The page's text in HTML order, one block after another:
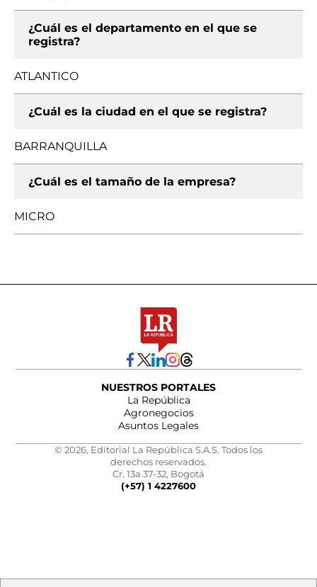
¿Cuál es el departamento en el que se
registra?
ATLANTICO
¿Cuál es la ciudad en el que se registra?
BARRANQUILLA
¿Cuál es el tamaño de la empresa?
MICRO
NUESTROS PORTALES
La República
Agronegocios
Asuntos Legales
© 2026, Editorial La República S.A.S. Todos los
derechos reservados.
Cr. 13a 37-32, Bogotá
(+57) 1 4227600